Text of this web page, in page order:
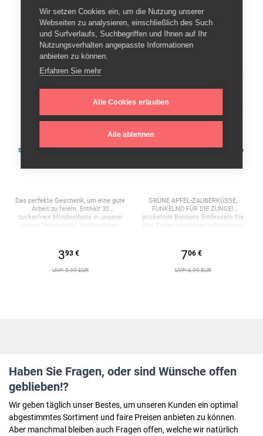
Auf Lager
Spencer & Fleetwood - Zuckerfreie Mint
Das perfekte Geschenk, um eine gute
Arbeit zu feiern. Enthält 30
zuckerfreie Minzbonbons in unserer
393 €
UVP: 5,99 EUR
Auf Lager
TALOKA - Prickelnder Grüner Apfel für
GRÜNE APFEL-ZAUBERKÜSSE,
FUNKELND FÜR DIE ZUNGE!
prickelnde Bonbons Entfesseln Sie
Ihre Zunge mit dieser aufregenden
wenig davon in den Mund streuen und
schon sind Sie bereit für einen
leidenschaftlichen Kuss. Lassen Sie
erotischen Themen für alle Arten von
Feiern: Junggesellenabschiede,
Kollegen.
706 €
UVP: 6,99 EUR
Haben Sie Fragen, oder sind Wünsche offen
geblieben!?
Wir geben täglich unser Bestes, um unseren Kunden ein optimal
abgestimmtes Sortiment und faire Preisen anbieten zu können.
Aber manchmal bleiben auch Fragen offen, welche wir natürlich
Wir setzen Cookies ein, um die Nutzung unserer
Webseiten zu analysieren, einschließlich des Such
und Surfverlaufs, Suchbegriffen und Ihnen auf Ihr
Nutzungsverhalten angepasste Informationen
anbieten zu können.
Erfahren Sie mehr
Alle Cookies erlauben
Alle ablehnen